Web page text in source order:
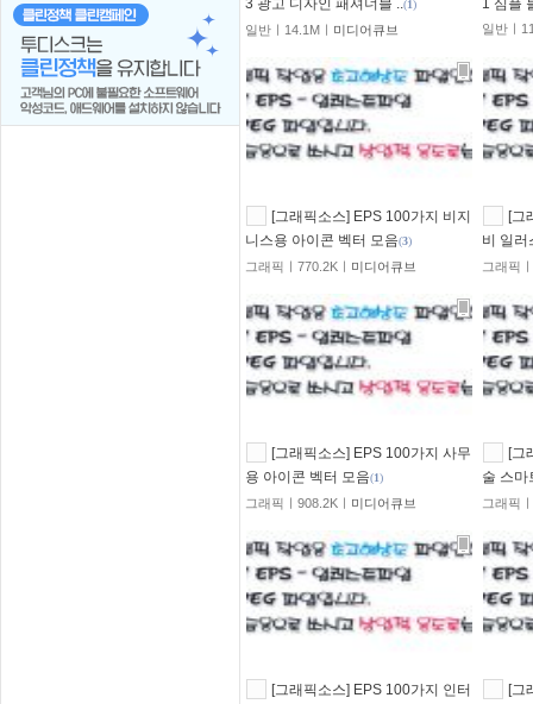
3 광고 디자인 패셔너블 ..(1)
일반ㅣ14.1Mㅣ 미디어큐브
1 심플
일반ㅣ
[그래픽소스] EPS 100가지 비지
니스용 아이콘 벡터 모음(3)
그래픽ㅣ770.2Kㅣ 미디어큐브
[그
비 일러
그래픽
[그래픽소스] EPS 100가지 사무
용 아이콘 벡터 모음(1)
그래픽ㅣ908.2Kㅣ 미디어큐브
[그
술 스마
그래픽
[그래픽소스] EPS 100가지 인터
[그